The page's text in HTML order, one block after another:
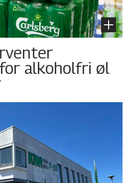
alkoholfri øl